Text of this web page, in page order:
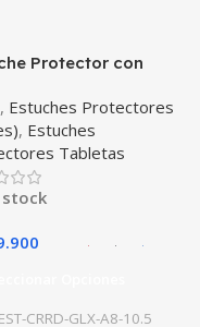
Protector con
Samsung Galaxy
10.5 2021 – 2022
SM-x205 Anti
con soporte
, Estuches Protectores
, Estuches
Tabletas
stock
EST-CRRD-GLX-A8-10.5